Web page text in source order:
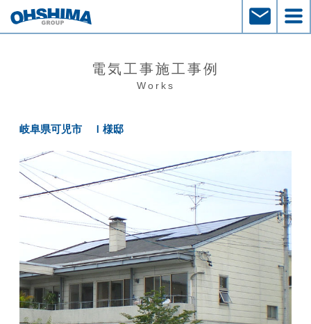
電気工事施工事例
Works
岐阜県可児市 Ｉ様邸